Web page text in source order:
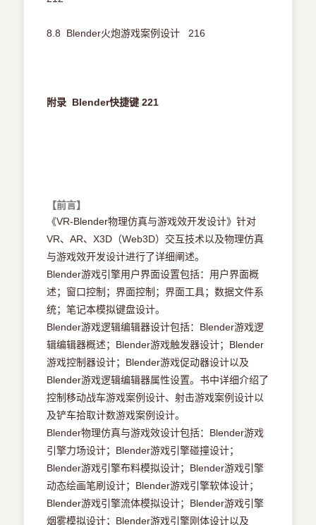
8.8 Blender火炮游戏案例设计 216
附录 Blender快捷键 221
【前言】
《VR-Blender物理仿真与游戏效开发设计》针对
VR、AR、X3D（Web3D）交互技术以及物理仿真
与游戏效开发设计进行了详细阐述。
Blender游戏引擎用户界面设置包括：用户界面概
述；窗口控制；界面控制；界面工具；数据文件系
统；笔记本模拟键盘设计。
Blender游戏逻辑编辑器设计包括：Blender游戏逻
辑编辑器概述；Blender游戏触发器设计；Blender
游戏控制器设计；Blender游戏促动器设计以及
Blender游戏逻辑编辑器属性设置。书中详细介绍了
控制移动战车游戏案例设计、射击游戏案例设计以
及铲车拾取计数游戏案例设计。
Blender物理仿真与游戏效设计包括：Blender游戏
引擎力场设计；Blender游戏引擎碰撞设计；
Blender游戏引擎布料模拟设计；Blender游戏引擎
动态绘画笔刷设计；Blender游戏引擎软体设计；
Blender游戏引擎流体模拟设计；Blender游戏引擎
烟雾模拟设计；Blender游戏引擎刚体设计以及